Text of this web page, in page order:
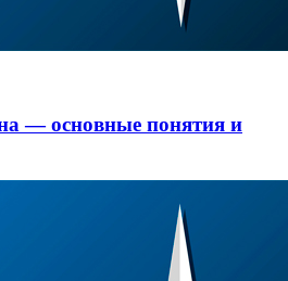
— основные понятия и